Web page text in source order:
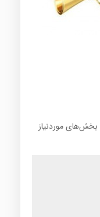
بخش‌های موردنیاز